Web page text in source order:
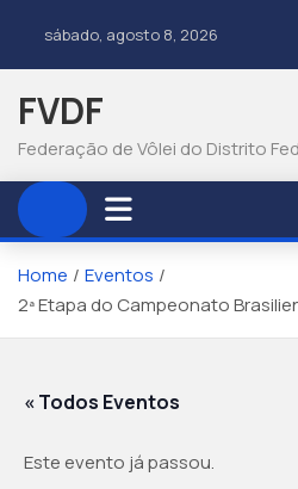
sábado, agosto 8, 2026
FVDF
Federação de Vôlei do Distrito
Home
Eventos
2ª Etapa do Campeonato
« Todos Eventos
Este evento já passou.